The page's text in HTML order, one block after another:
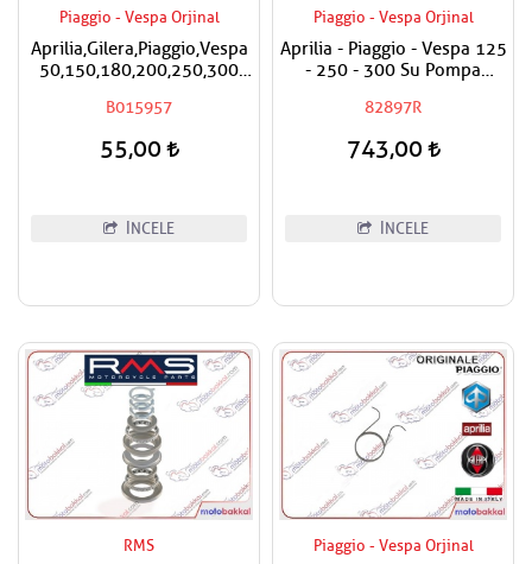
Piaggio - Vespa Orjinal
Aprilia,Gilera,Piaggio,Vespa
50,150,180,200,250,300
Fiyatıdır
B015957
55,00
İNCELE
Piaggio - Vespa Orjinal
Aprilia - Piaggio - Vespa 125
- 250 - 300 Su Pompa
82897R
743,00
İNCELE
RMS Piaggio - Vespa Orjinal